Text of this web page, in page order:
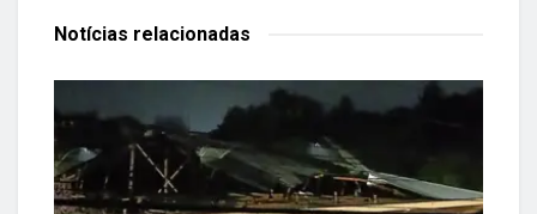
Notícias relacionadas